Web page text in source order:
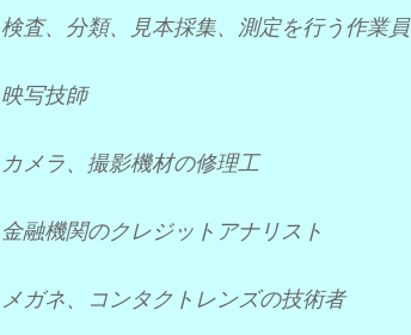
検査、分類、見本採集、測定を行う作業員
映写技師
カメラ、撮影機材の修理工
金融機関のクレジットアナリスト
メガネ、コンタクトレンズの技術者